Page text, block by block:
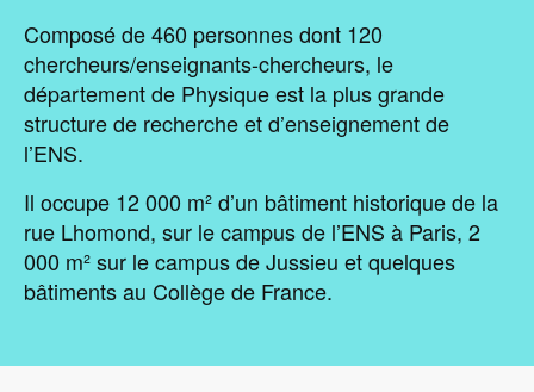
Composé de 460 personnes dont 120
chercheurs/enseignants-chercheurs, le
département de Physique est la plus grande
structure de recherche et d’enseignement de
l’ENS.
Il occupe 12 000 m² d’un bâtiment historique de la
rue Lhomond, sur le campus de l’ENS à Paris, 2
000 m² sur le campus de Jussieu et quelques
bâtiments au Collège de France.